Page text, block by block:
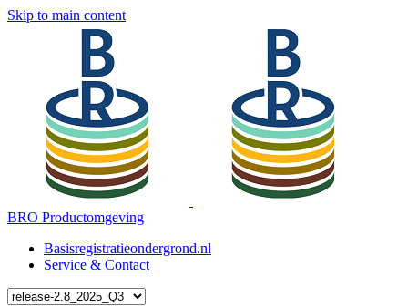
Skip to main content
BRO Productomgeving
Basisregistratieondergrond.nl
Service & Contact